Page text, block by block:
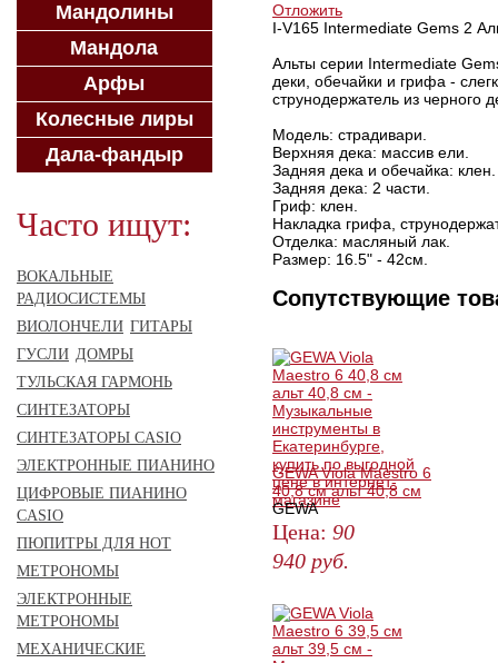
Отложить
I-V165 Intermediate Gems 2
Альты серии Intermediate
деки, обечайки и грифа -
струнодержатель из черного
Модель: страдивари.
Верхняя дека: массив ели.
Задняя дека и обечайка: клен.
Задняя дека: 2 части.
Гриф: клен.
Накладка грифа,
Отделка: масляный лак.
Размер: 16.5" - 42см.
Сопутствующие
GEWA Viola Maestro 6
40,8 см альт 40,8 см
GEWA
Цена: 90
940 руб.
Мандолины
Мандола
Арфы
Колесные лиры
Дала-фандыр
Часто ищут:
ВОКАЛЬНЫЕ
РАДИОСИСТЕМЫ
ВИОЛОНЧЕЛИ ГИТАРЫ
ГУСЛИ ДОМРЫ
ТУЛЬСКАЯ ГАРМОНЬ
СИНТЕЗАТОРЫ
СИНТЕЗАТОРЫ CASIO
ЭЛЕКТРОННЫЕ ПИАНИНО
ЦИФРОВЫЕ ПИАНИНО
CASIO
ПЮПИТРЫ ДЛЯ НОТ
МЕТРОНОМЫ
ЭЛЕКТРОННЫЕ
МЕТРОНОМЫ
МЕХАНИЧЕСКИЕ